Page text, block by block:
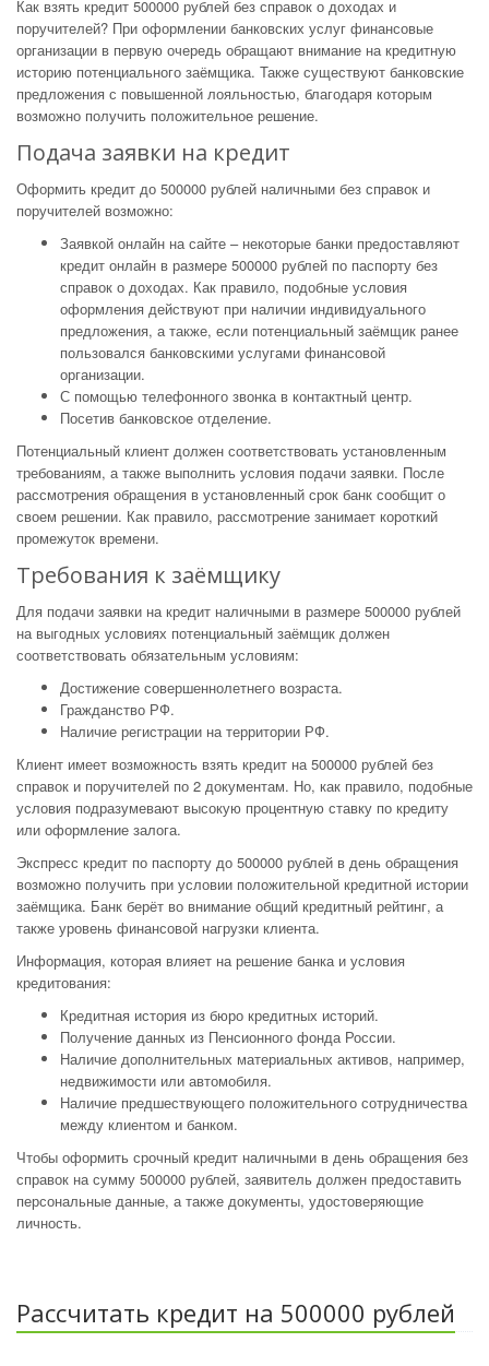
Как взять кредит 500000 рублей без справок о доходах и
поручителей? При оформлении банковских услуг финансовые
организации в первую очередь обращают внимание на кредитную
историю потенциального заёмщика. Также существуют банковские
предложения с повышенной лояльностью, благодаря которым
возможно получить положительное решение.
Подача заявки на кредит
Оформить кредит до 500000 рублей наличными без справок и
поручителей возможно:
Заявкой онлайн на сайте – некоторые банки предоставляют
кредит онлайн в размере 500000 рублей по паспорту без
справок о доходах. Как правило, подобные условия
оформления действуют при наличии индивидуального
предложения, а также, если потенциальный заёмщик ранее
пользовался банковскими услугами финансовой
организации.
С помощью телефонного звонка в контактный центр.
Посетив банковское отделение.
Потенциальный клиент должен соответствовать установленным
требованиям, а также выполнить условия подачи заявки. После
рассмотрения обращения в установленный срок банк сообщит о
своем решении. Как правило, рассмотрение занимает короткий
промежуток времени.
Требования к заёмщику
Для подачи заявки на кредит наличными в размере 500000 рублей
на выгодных условиях потенциальный заёмщик должен
соответствовать обязательным условиям:
Достижение совершеннолетнего возраста.
Гражданство РФ.
Наличие регистрации на территории РФ.
Клиент имеет возможность взять кредит на 500000 рублей без
справок и поручителей по 2 документам. Но, как правило, подобные
условия подразумевают высокую процентную ставку по кредиту
или оформление залога.
Экспресс кредит по паспорту до 500000 рублей в день обращения
возможно получить при условии положительной кредитной истории
заёмщика. Банк берёт во внимание общий кредитный рейтинг, а
также уровень финансовой нагрузки клиента.
Информация, которая влияет на решение банка и условия
кредитования:
Кредитная история из бюро кредитных историй.
Получение данных из Пенсионного фонда России.
Наличие дополнительных материальных активов, например,
недвижимости или автомобиля.
Наличие предшествующего положительного сотрудничества
между клиентом и банком.
Чтобы оформить срочный кредит наличными в день обращения без
справок на сумму 500000 рублей, заявитель должен предоставить
персональные данные, а также документы, удостоверяющие
личность.
Рассчитать кредит на 500000 рублей